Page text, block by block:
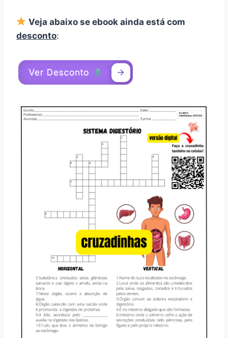
Veja abaixo se ebook ainda está com
desconto: